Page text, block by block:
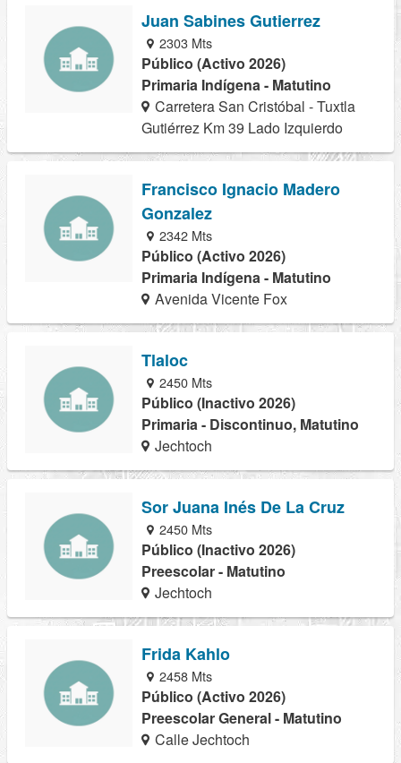
Juan Sabines Gutierrez
2303 Mts
Público (Activo 2026)
Primaria Indígena - Matutino
Carretera San Cristóbal - Tuxtla
Gutiérrez Km 39 Lado Izquierdo
Francisco Ignacio Madero
Gonzalez
2342 Mts
Público (Activo 2026)
Primaria Indígena - Matutino
Avenida Vicente Fox
Tlaloc
2450 Mts
Público (Inactivo 2026)
Primaria - Discontinuo, Matutino
Jechtoch
Sor Juana Inés De La Cruz
2450 Mts
Público (Inactivo 2026)
Preescolar - Matutino
Jechtoch
Frida Kahlo
2458 Mts
Público (Activo 2026)
Preescolar General - Matutino
Calle Jechtoch